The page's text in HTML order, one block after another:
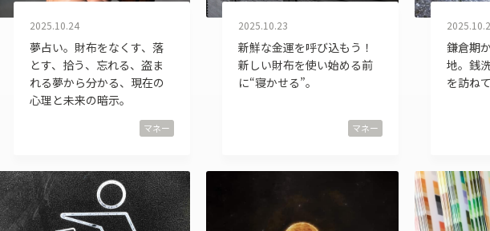
2025.10.24
夢占い。財布をなくす、落
とす、拾う、忘れる、盗ま
れる夢から分かる、現在の
心理と未来の暗示。
マネー
2025.10.23
新鮮な金運を呼び込もう！
新しい財布を使い始める前
に“寝かせる”。
マネー
鎌倉期
地。銭
を訪ねて